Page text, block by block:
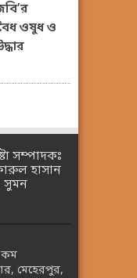
ওষুধ ও
সম্পাদকঃ
হাসান
সুমন
কম
মেহেরপুর,